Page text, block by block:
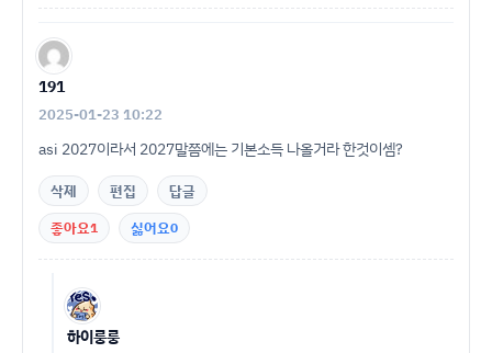
191
2025-01-23 10:22
asi 2027이라서 2027말쯤에는 기본소득 나올거라 한것이셈?
삭제 편집
답글
좋아요1 싫어요0
하이룽룽